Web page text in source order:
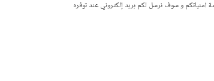
امنياتكم و سوف نرسل لكم بريد إلكتروني عند توفره